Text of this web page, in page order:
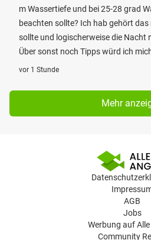
m Wassertiefe und bei 25-28 grad
beachten sollte? Ich hab gehört
sollte und logischerweise die Nacht
Über sonst noch Tipps würd ich
vor 1 Stunde
Mehr
AGB
Jobs
Werbung auf
Community